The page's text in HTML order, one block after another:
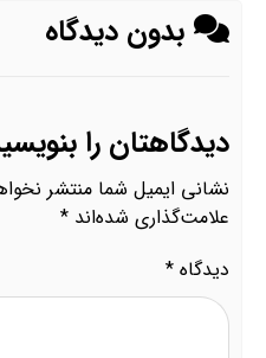
بدون دیدگاه
دیدگاهتان را
نشانی ایمیل شما منتشر
علامت‌گذاری شده‌اند *
دیدگاه *